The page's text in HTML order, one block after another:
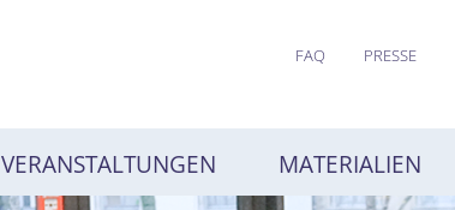
FAQ PRESSE
VERANSTALTUNGEN MATERIALIEN